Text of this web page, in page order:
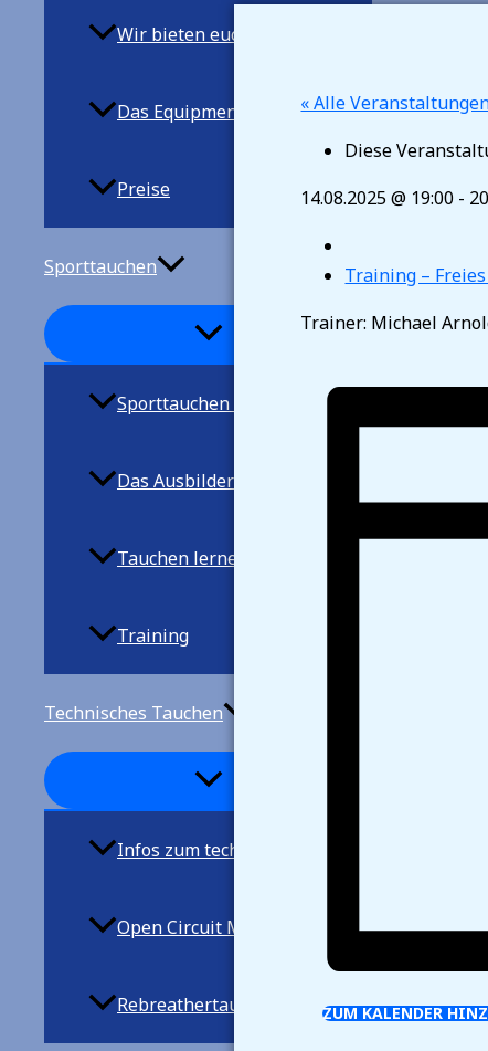
Wir bieten euch
Das Equipment
Preise
Sporttauchen
Sporttauchen allgemein
Das Ausbilderteam
Tauchen lernen
Training
Technisches Tauchen
Infos zum techn. Tauchen
Open Circuit Mischgastauchen
Rebreathertauchen
« Alle
Diese
14.08.2025 @ 19:00 -
Training –
Trainer: Michael
ZUM KALENDER